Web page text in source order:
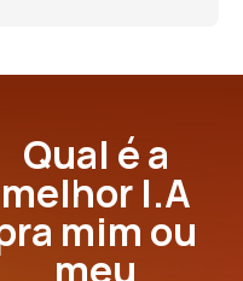
Qual é a
melhor I.A
mim ou
meu